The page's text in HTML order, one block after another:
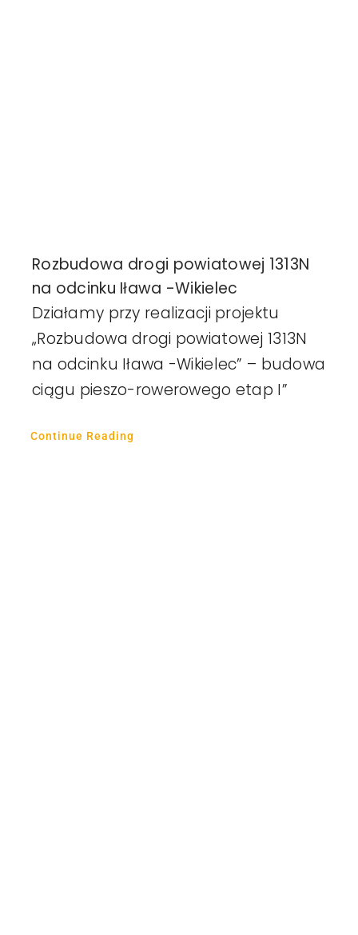
Rozbudowa drogi powiatowej 1313N
na odcinku Iława -Wikielec
Działamy przy realizacji projektu
„Rozbudowa drogi powiatowej 1313N
na odcinku Iława -Wikielec” – budowa
ciągu pieszo-rowerowego etap I”
Continue Reading